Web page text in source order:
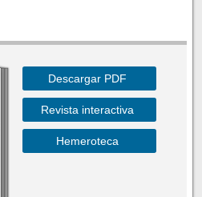
Descargar PDF
Revista interactiva
Hemeroteca